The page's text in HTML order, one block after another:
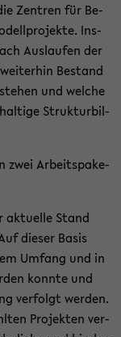
Zen­tren für Be­
Ins­
Aus­lau­fen der
Be­stand
und wel­che
Struk­tur­bil­
zwei Ar­beits­pa­ke­
ak­tu­el­le Stand
die­ser Basis
Um­fang und in
konn­te und
ver­folgt wer­den.
Pro­jek­ten ver­